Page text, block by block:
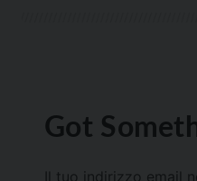
Got
Il tuo indirizzo email